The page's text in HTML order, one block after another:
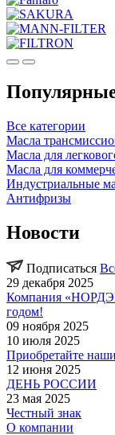
Все категории
Масла
Масла для
Масла для
Индустриальные
Антифризы
Новости
Подписаться
29 декабря 2025
Компания
годом!
09 ноября 2025
10 июля 2025
Приобретайте
12 июня 2025
ДЕНЬ РОССИИ
23 мая 2025
Честный знак
О компании